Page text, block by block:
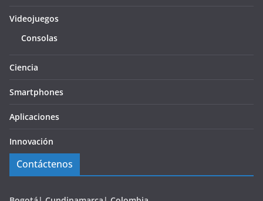
Videojuegos
Consolas
Ciencia
Smartphones
Aplicaciones
Innovación
Contáctenos